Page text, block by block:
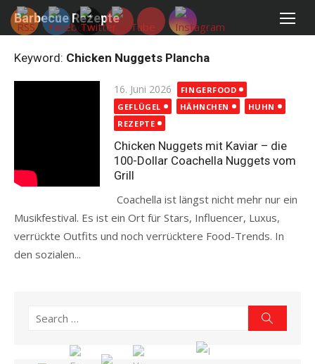
Skip
Barbecue Rezepte
Keyword: Chicken Nuggets Plancha
Posted
on
16. Juni 2026
FINGERFOOD
GEFLÜGEL
HÄHNCHEN
HUHN
REZEPTE
Chicken Nuggets mit Kaviar – die
100-Dollar Coachella Nuggets vom
Grill
Coachella ist längst nicht mehr nur ein
Musikfestival. Es ist ein Ort für Stars, Influencer, Luxus,
verrückte Outfits und noch verrücktere Food-Trends. In
den sozialen...
Search